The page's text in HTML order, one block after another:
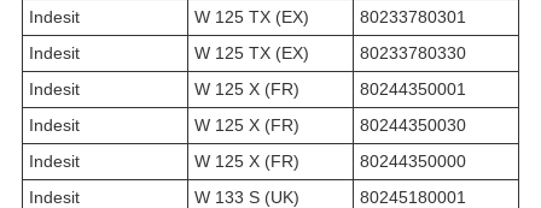
Indesit
W 125 TX (EX)
80233780301
Indesit
W 125 TX (EX)
80233780330
Indesit
W 125 X (FR)
80244350001
Indesit
W 125 X (FR)
80244350030
Indesit
W 125 X (FR)
80244350000
Indesit
W 133 S (UK)
80245180001